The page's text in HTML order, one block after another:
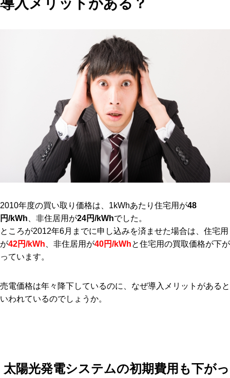
導入メリットがある？
2010年度の買い取り価格は、1kWhあたり住宅用が48
円/kWh 、非住居用が24円/kWhでした。
ところが2012年6月までに申し込みを済ませた場合は、住宅用
が42円/kWh 、非住居用が40円/kWhと住宅用の買取価格が下が
っています。
売電価格は年々降下しているのに、なぜ導入メリットがあると
いわれているのでしょうか。
太陽光発電システムの初期費用も下がっ